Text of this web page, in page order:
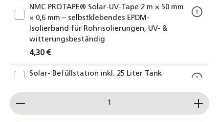
NMC PROTAPE® Solar-UV-Tape 2 m × 50 mm
× 0,6 mm – selbstklebendes EPDM-
Isolierband für Rohrisolierungen, UV- &
witterungsbeständig
4,30 €
Solar- Befüllstation inkl. 25 Liter Tank
Produkt Anzahl: Gib den gewünschten Wert ein